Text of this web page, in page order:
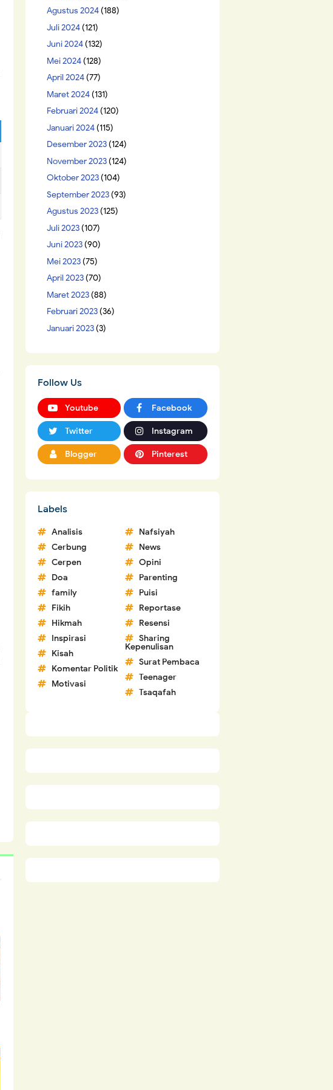
Agustus 2024(188)
Juli 2024(121)
Juni 2024(132)
Mei 2024(128)
April 2024(77)
Maret 2024(131)
Februari 2024(120)
Januari 2024(115)
Desember 2023(124)
November 2023(124)
Oktober 2023(104)
September 2023(93)
Agustus 2023(125)
Juli 2023(107)
Juni 2023(90)
Mei 2023(75)
April 2023(70)
Maret 2023(88)
Februari 2023(36)
Januari 2023(3)
Follow Us
Youtube Facebook
Twitter Instagram
Blogger Pinterest
Labels
Analisis
Cerbung
Cerpen
Doa
family
Fikih
Hikmah
Inspirasi
Kisah
Komentar Politik
Motivasi
Nafsiyah
News
Opini
Parenting
Puisi
Reportase
Resensi
Sharing
Kepenulisan
Surat Pembaca
Teenager
Tsaqafah